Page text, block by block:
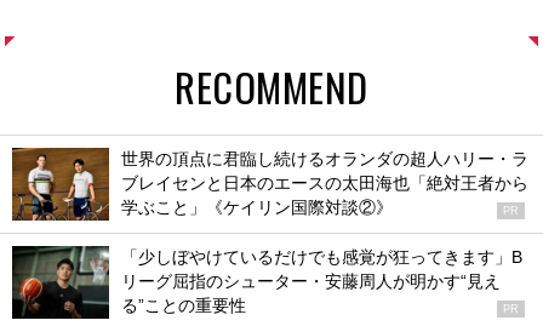
RECOMMEND
世界の頂点に君臨し続けるオランダの超人ハリー・ラ
ブレイセンと日本のエースの太田海也「絶対王者から
学ぶこと」《ケイリン国際対談②》
PR
「少しぼやけているだけでも感覚が狂ってきます」B
リーグ屈指のシューター・安藤周人が明かす“見え
る”ことの重要性
PR